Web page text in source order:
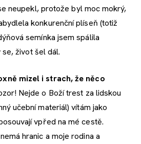
neupekl, protože byl moc mokrý,
konkurenční plíseň (totiž
semínka jsem spálila
život šel dál.
mizel i strach, že něco
Nejde o Boží trest za lidskou
učební materiál) vítám jako
vpřed na mé cestě.
hranic a moje rodina a